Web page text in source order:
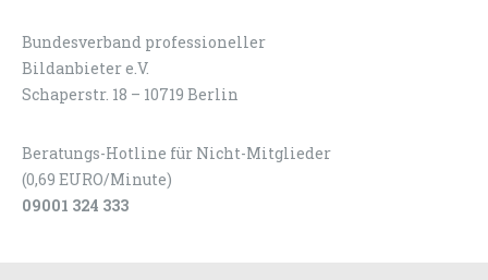
Bundesverband professioneller
Bildanbieter e.V.
Schaperstr. 18 – 10719 Berlin
Beratungs-Hotline für Nicht-Mitglieder
(0,69 EURO/Minute)
09001 324 333